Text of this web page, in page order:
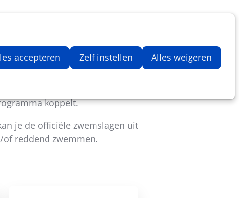
accepteren Zelf instellen Alles weigeren
Aantal artikelen in
koppelt.
je de officiële zwemslagen uit
reddend zwemmen.